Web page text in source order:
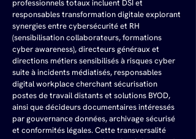
professionnels totaux incluent DSI et
responsables transformation digitale explorant
synergies entre cybersécurité et RH
(sensibilisation collaborateurs, formations
cyber awareness), directeurs généraux et
directions métiers sensibilisés à risques cyber
suite à incidents médiatisés, responsables
digital workplace cherchant sécurisation
postes de travail distants et solutions BYOD,
ainsi que décideurs documentaires intéressés
par gouvernance données, archivage sécurisé
et conformités légales. Cette transversalité